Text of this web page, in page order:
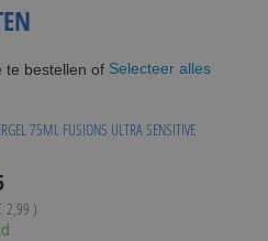
te bestellen of Selecteer alles
75ML FUSION5 ULTRA SENSITIVE
2,99 )